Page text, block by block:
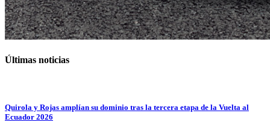
Últimas noticias
Quirola y Rojas amplían su dominio tras la tercera etapa de la Vuelta al
Ecuador 2026